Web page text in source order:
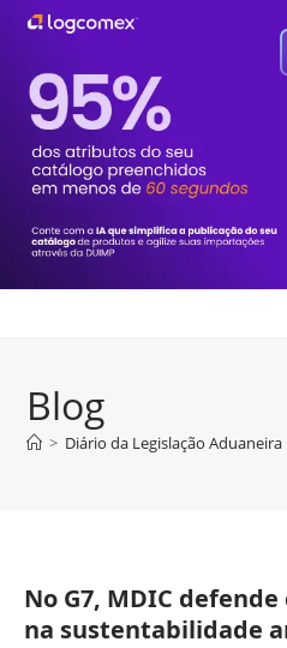
Blog
> Diário da Legislação Aduaneira
No G7, MDIC
na sustentabilidade